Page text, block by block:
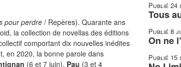
pour perdre / Repères). Quarante ans
la collection de novellas des éditions
comportant dix nouvelles inédites
en 2020, la bonne parole dans
(6 et 7 juin), Pau (3 et 4
Publié 24
Tous
Publié 8
On ne
Publié 15